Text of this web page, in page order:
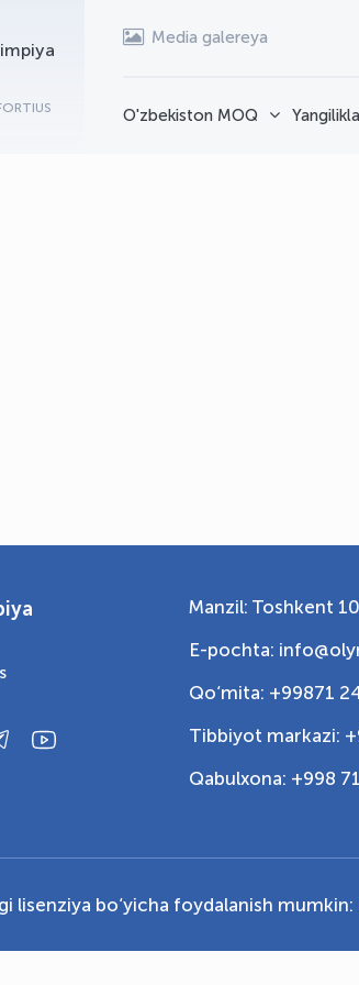
Media galereya
O'zbekiston MOQ
Manzil: Toshkent
E-pochta:
Qo‘mita: +99871
Tibbiyot markazi:
Qabulxona: +998
lisenziya bo‘yicha foydalanish mumkin: